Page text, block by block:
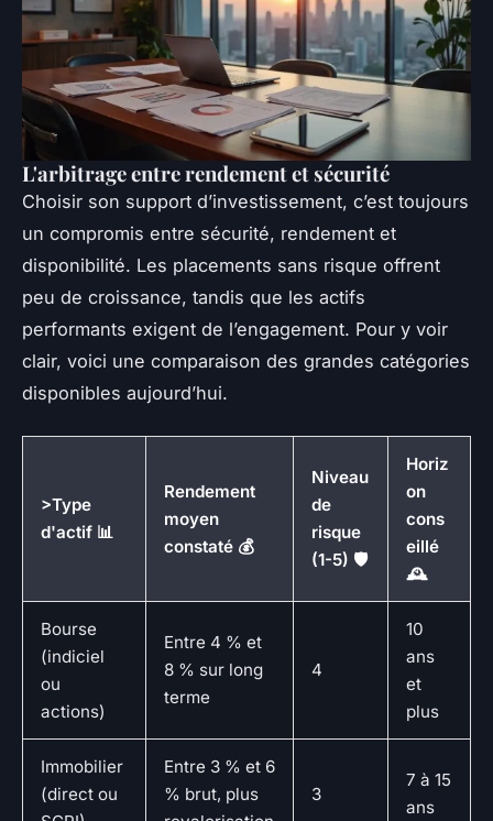
L'arbitrage entre rendement et sécurité
Choisir son support d’investissement, c’est toujours
un compromis entre sécurité, rendement et
disponibilité. Les placements sans risque offrent
peu de croissance, tandis que les actifs
performants exigent de l’engagement. Pour y voir
clair, voici une comparaison des grandes catégories
disponibles aujourd’hui.
>Type
d'actif 📊
Rendement
moyen
constaté 💰
Niveau
de
risque
(1-5) 🛡️
Horiz
on
cons
eillé
🕰️
Bourse
(indiciel
ou
actions)
Entre 4 % et
8 % sur long
terme
4
10
ans
et
plus
Immobilier
(direct ou
Entre 3 % et 6
% brut, plus
3
7 à 15
ans